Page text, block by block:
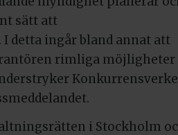
sätt att
detta ingår bland annat att
rimliga möjligheter
i Stockholm